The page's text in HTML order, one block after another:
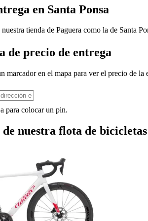
en Santa Ponsa
tienda de Paguera como la de Santa
de precio de entrega
marcador en el mapa para ver el precio de la
para colocar un pin.
de nuestra flota de bicicletas